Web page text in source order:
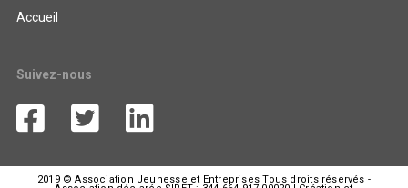
Accueil
Suivez-nous
2019 © Association Jeunesse et Entreprises Tous droits réservés -